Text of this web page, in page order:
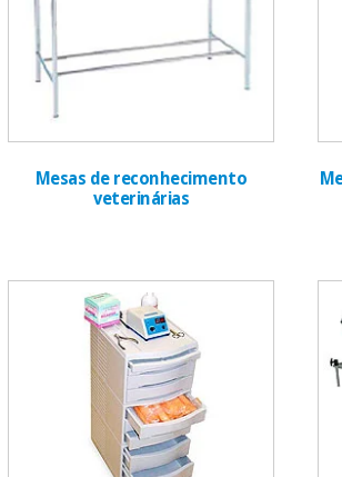
Mesas de reconhecimento
veterinárias